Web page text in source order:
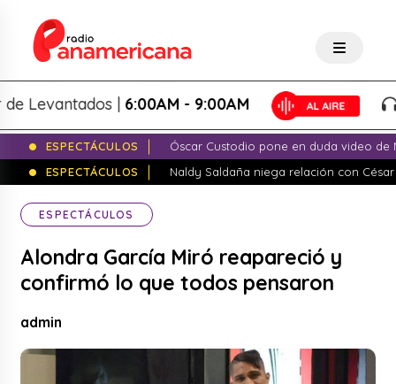
|6:00AM - 9:00AM
ESPECTÁCULOS
Óscar Custodio pone en duda video de
ESPECTÁCULOS
Naldy Saldaña niega relación con
ESPECTÁCULOS
Alondra García Miró reapareció y
confirmó lo que todos pensaron
admin